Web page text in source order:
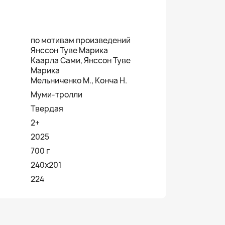
по мотивам произведений
Янссон Туве Марика
Каарла Сами, Янссон Туве
Марика
Мельниченко М., Конча Н.
Муми-тролли
Твердая
2+
2025
700 г
240х201
224